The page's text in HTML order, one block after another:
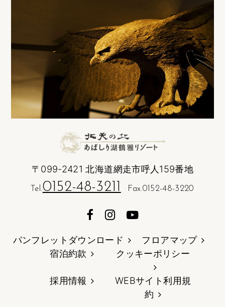
〒099-2421 北海道網走市呼人159番地
Tel.0152-48-3211 Fax.0152-48-3220
パンフレットダウンロード
フロアマップ
宿泊約款
クッキーポリシー
採用情報
WEBサイト利用規
約